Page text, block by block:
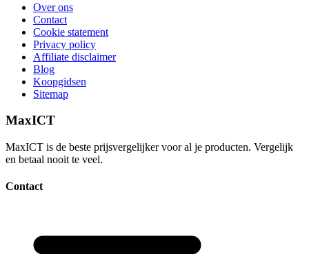
Over ons
Contact
Cookie statement
Privacy policy
Affiliate disclaimer
Blog
Koopgidsen
Sitemap
MaxICT
MaxICT is de beste prijsvergelijker voor al je producten. Vergelijk
en betaal nooit te veel.
Contact